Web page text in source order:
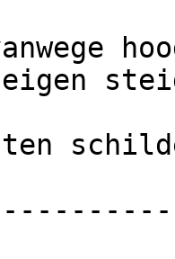
eigen